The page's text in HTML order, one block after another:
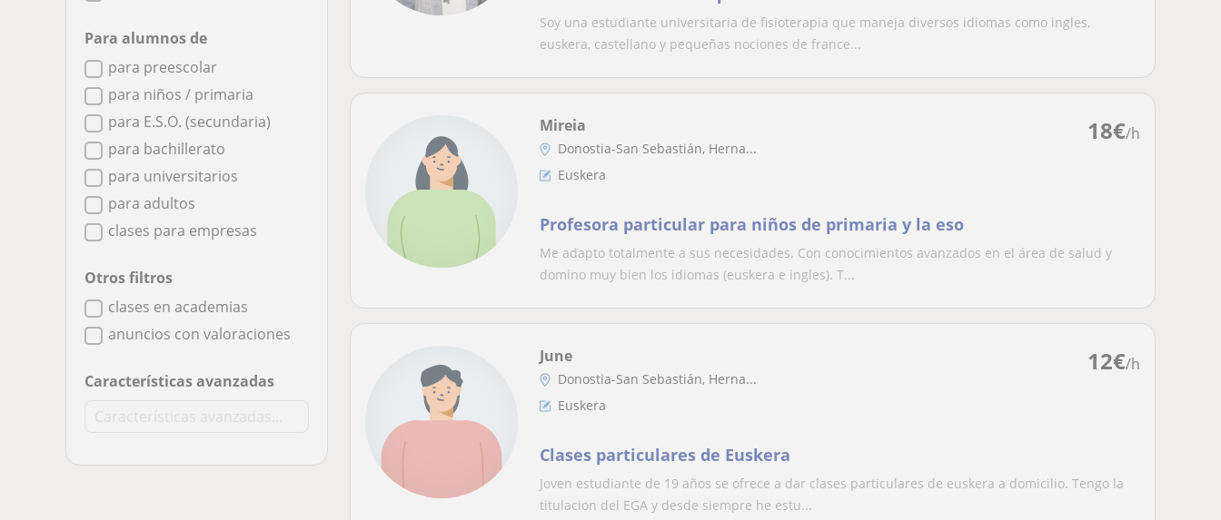
Para alumnos de
para preescolar
para niños / primaria
para E.S.O. (secundaria)
para bachillerato
para universitarios
para adultos
clases para empresas
Otros filtros
clases en academias
anuncios con valoraciones
Características avanzadas
Soy una estudiante universitaria de fisioterapia que maneja diversos idiomas como ingles,
euskera, castellano y pequeñas nociones de france...
18€/h
Mireia
Donostia-San Sebastián, Herna...
Euskera
Profesora particular para niños de primaria y la eso
Me adapto totalmente a sus necesidades. Con conocimientos avanzados en el área de salud y
domino muy bien los idiomas (euskera e ingles). T...
12€/h
June
Donostia-San Sebastián, Herna...
Euskera
Clases particulares de Euskera
Joven estudiante de 19 años se ofrece a dar clases particulares de euskera a domicilio. Tengo la
titulacion del EGA y desde siempre he estu...